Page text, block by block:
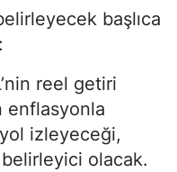
başlıca
reel getiri
enflasyonla
izleyeceği,
olacak.